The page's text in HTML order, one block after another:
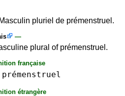
pluriel de prémenstruel.
—
plural of prémenstruel.
française
prémenstruel
étrangère